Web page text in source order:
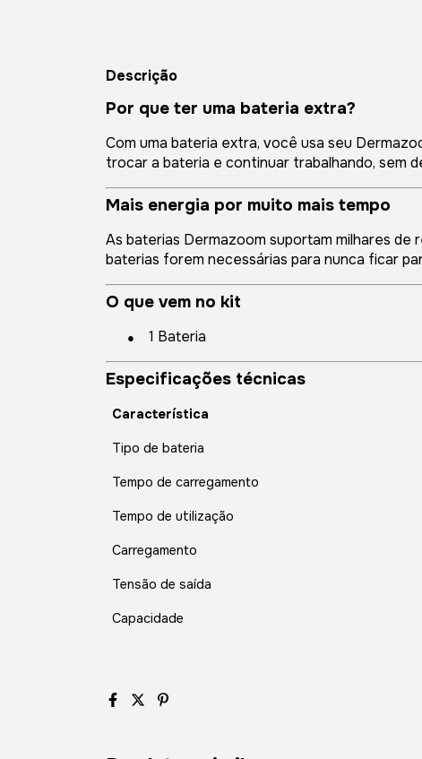
Descrição
Por que ter uma bateria extra?
Com uma bateria extra, você usa seu
trocar a bateria e continuar trabalhando, sem
Mais energia por muito mais tempo
As baterias Dermazoom suportam milhares
baterias forem necessárias para nunca ficar
O que vem no kit
● 1 Bateria
Especificações técnicas
Característica
Tipo de bateria
Tempo de carregamento
Tempo de utilização
Carregamento
Tensão de saída
Capacidade